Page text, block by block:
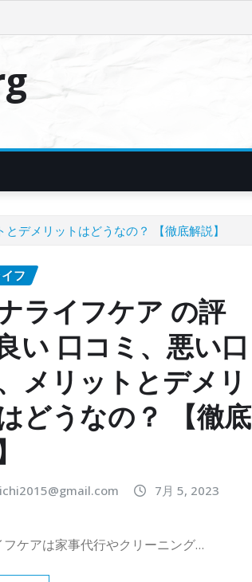
デメリットはどうなの？ 【徹底解説】
フ
ライフケア の評
い 口コミ、悪い口
メリットとデメリ
どうなの？ 【徹底
7月 5, 2023
ケアは家事代行やクリーニング…